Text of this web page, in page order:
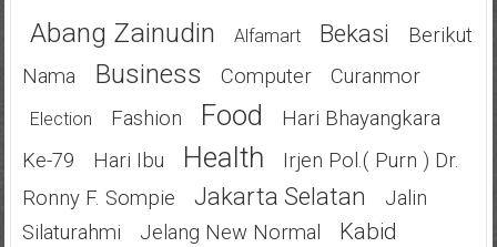
Abang Zainudin Alfamart Bekasi
Berikut
Nama
Business Computer Curanmor
Election Fashion Food
Hari Bhayangkara
Ke-79
Hari Ibu Health
Irjen Pol.( Purn ) Dr.
Ronny F. Sompie
Jakarta Selatan
Jalin
Silaturahmi
Jelang New Normal
Kabid